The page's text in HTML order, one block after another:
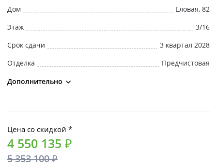
Дом
Еловая, 82
Этаж
3/16
Срок сдачи
3 квартал 2028
Отделка
Предчистовая
Дополнительно
Цена со скидкой *
4 550 135 ₽
5 353 100 ₽